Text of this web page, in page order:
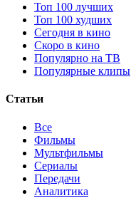
Топ 100 лучших
Топ 100 худших
Сегодня в кино
Скоро в кино
Популярно на ТВ
Популярные клипы
Статьи
Все
Фильмы
Мультфильмы
Сериалы
Передачи
Аналитика